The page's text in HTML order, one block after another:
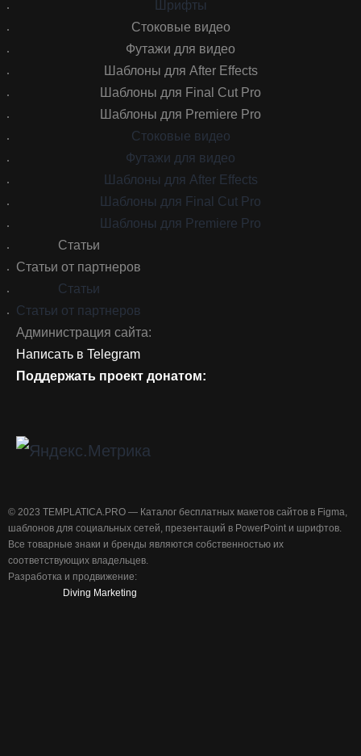
Шрифты
Стоковые видео
Футажи для видео
Шаблоны для After Effects
Шаблоны для Final Cut Pro
Шаблоны для Premiere Pro
Стоковые видео
Футажи для видео
Шаблоны для After Effects
Шаблоны для Final Cut Pro
Шаблоны для Premiere Pro
Статьи
Статьи от партнеров
Статьи
Статьи от партнеров
Администрация сайта:
Написать в Telegram
Поддержать проект донатом:
©️ 2023 TEMPLATICA.PRO — Каталог бесплатных макетов сайтов в Figma,
шаблонов для социальных сетей, презентаций в PowerPoint и шрифтов.
Все товарные знаки и бренды являются собственностью их
соответствующих владельцев.
Разработка и продвижение:
Diving Marketing